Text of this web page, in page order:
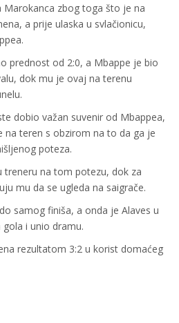
Marokanca zbog toga što je na
a prije ulaska u svlačionicu,
prednost od 2:0, a Mbappe je bio
dok mu je ovaj na terenu
dobio važan suvenir od Mbappea,
na teren s obzirom na to da ga je
poteza.
treneru na tom potezu, dok za
mu da se ugleda na saigrače.
samog finiša, a onda je Alaves u
i unio dramu.
rezultatom 3:2 u korist domaćeg